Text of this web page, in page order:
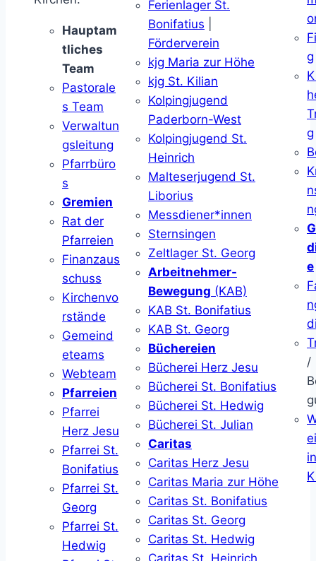
Hauptam
tliches
Team
Pastorale
s Team
Verwaltun
gsleitung
Pfarrbüro
s
Gremien
Rat der
Pfarreien
Finanzaus
schuss
Kirchenvo
rstände
Gemeind
eteams
Webteam
Pfarreien
Pfarrei
Herz Jesu
Pfarrei St.
Bonifatius
Pfarrei St.
Georg
Pfarrei St.
Hedwig
Ferienlager St.
Bonifatius
Förderverein
kjg Maria zur Höhe
kjg St. Kilian
Kolpingjugend
Paderborn-West
Kolpingjugend St.
Heinrich
Malteserjugend St.
Liborius
Messdiener*innen
Sternsingen
Zeltlager St. Georg
Arbeitnehmer-
Bewegung (KAB)
KAB St. Bonifatius
KAB St. Georg
Büchereien
Bücherei Herz Jesu
Bücherei St. Bonifatius
Bücherei St. Hedwig
Bücherei St. Julian
Caritas
Caritas Herz Jesu
Caritas Maria zur Höhe
Caritas St. Bonifatius
Caritas St. Georg
Caritas St. Hedwig
Caritas St. Heinrich
g
g
e
/